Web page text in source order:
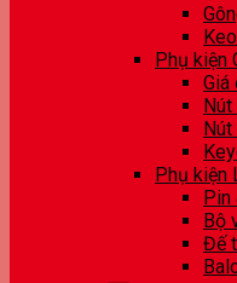
Phụ kiện
Giá
Nút
Phụ kiện
Pin
Bộ
Đế